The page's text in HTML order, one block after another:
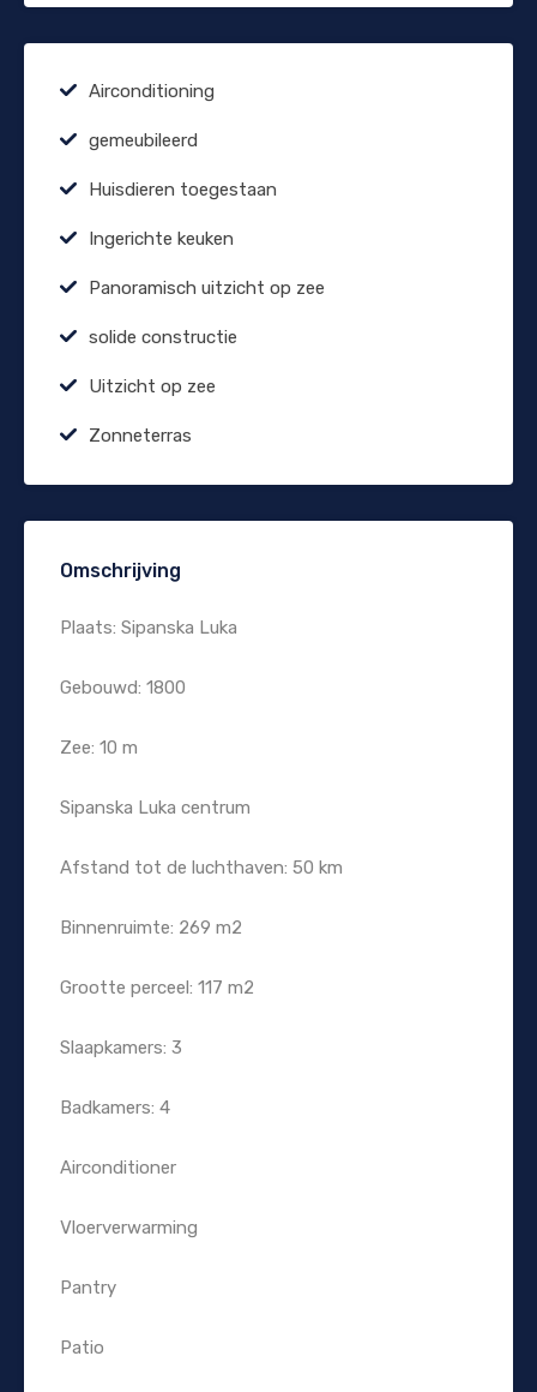
Airconditioning
gemeubileerd
Huisdieren toegestaan
Ingerichte keuken
Panoramisch uitzicht op zee
solide constructie
Uitzicht op zee
Zonneterras
Omschrijving
Plaats: Sipanska Luka
Gebouwd: 1800
Zee: 10 m
Sipanska Luka centrum
Afstand tot de luchthaven: 50 km
Binnenruimte: 269 m2
Grootte perceel: 117 m2
Slaapkamers: 3
Badkamers: 4
Airconditioner
Vloerverwarming
Pantry
Patio